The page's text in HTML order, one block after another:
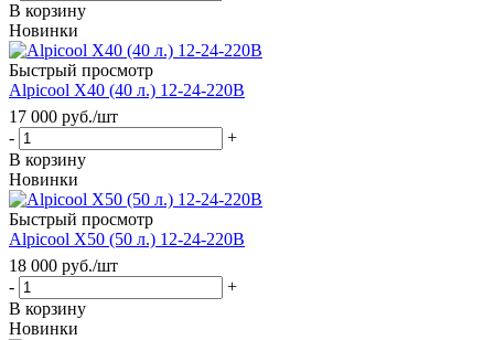
В корзину
Новинки
Быстрый просмотр
Alpicool Х40 (40 л.) 12-24-220В
17 000 руб./шт
-
+
В корзину
Новинки
Быстрый просмотр
Alpicool Х50 (50 л.) 12-24-220В
18 000 руб./шт
-
+
В корзину
Новинки